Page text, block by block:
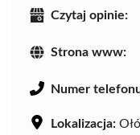
Czytaj opinie:
Strona www:
Numer
Lokalizacja: